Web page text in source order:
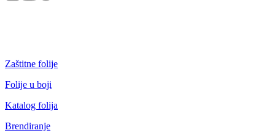
Zaštitne folije
Folije u boji
Katalog folija
Brendiranje